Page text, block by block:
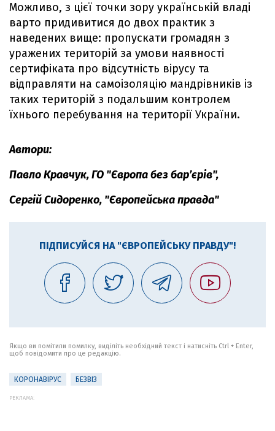
Можливо, з цієї точки зору українській владі
варто придивитися до двох практик з
наведених вище: пропускати громадян з
уражених територій за умови наявності
сертифіката про відсутність вірусу та
відправляти на самоізоляцію мандрівників із
таких територій з подальшим контролем
їхнього перебування на території України.
Автори:
Павло Кравчук, ГО "Європа без бар’єрів",
Сергій Сидоренко, "Європейська правда"
ПІДПИСУЙСЯ НА "ЄВРОПЕЙСЬКУ ПРАВДУ"!
Якщо ви помітили помилку, виділіть необхідний текст і натисніть Ctrl + Enter,
щоб повідомити про це редакцію.
КОРОНАВІРУС БЕЗВІЗ
РЕКЛАМА: